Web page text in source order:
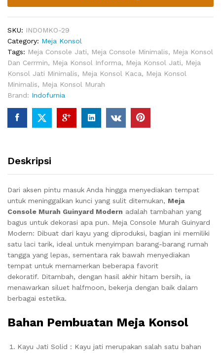
SKU: INDOMKO-29
Category: Meja Konsol
Tags: Meja Console Jati, Meja Console Minimalis, Meja Konsol
Dan Cerrmin, Meja Konsol Informa, Meja Konsol Jati, Meja
Konsol Jati Minimalis, Meja Konsol Kaca, Meja Konsol
Minimalis, Meja Konsol Murah
Brand: Indofurnia
Deskripsi
Dari aksen pintu masuk Anda hingga menyediakan tempat
untuk meninggalkan kunci yang sulit ditemukan, Meja
Console Murah Guinyard Modern adalah tambahan yang
bagus untuk dekorasi apa pun. Meja Console Murah Guinyard
Modern: Dibuat dari kayu yang diproduksi, bagian ini memiliki
satu laci tarik, ideal untuk menyimpan barang-barang rumah
tangga yang lepas, sementara rak bawah menyediakan
tempat untuk memamerkan beberapa favorit
dekoratif. Ditambah, dengan hasil akhir hitam bersih, ia
menawarkan siluet halfmoon, bekerja dengan baik dalam
berbagai estetika.
Bahan Pembuatan Meja Konsol
Kayu Jati Solid : Kayu jati merupakan salah satu bahan